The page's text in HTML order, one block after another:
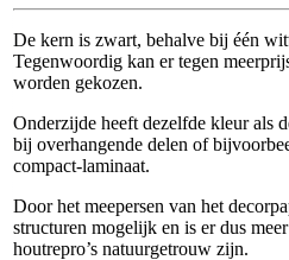
De kern is zwart, behalve bij één
Tegenwoordig kan er tegen
worden gekozen.
Onderzijde heeft dezelfde kleur als
bij overhangende delen of
compact-laminaat.
Door het meepersen van het
structuren mogelijk en is er dus
houtrepro’s natuurgetrouw zijn.